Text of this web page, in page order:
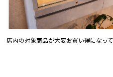
店内の対象商品が大変お買い得になっ